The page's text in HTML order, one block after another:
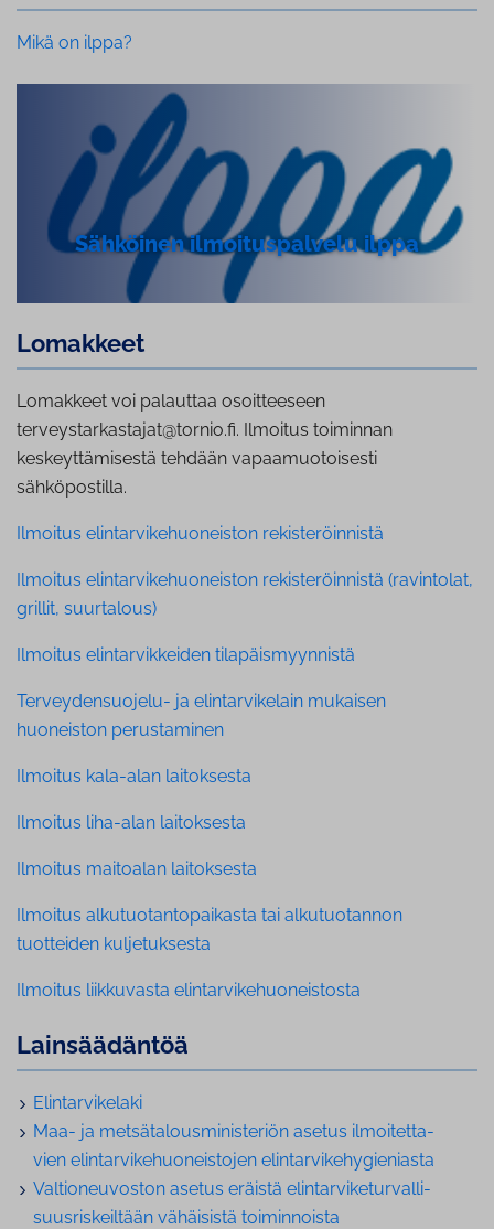
Mikä on ilppa?
Sähköinen il­moi­tus­pal­ve­lu ilppa
Lomakkeet
Lomakkeet voi palauttaa osoitteeseen
terveystarkastajat@tornio.fi. Ilmoitus toiminnan
keskeyttämisestä tehdään vapaamuotoisesti
sähköpostilla.
Ilmoitus elintarvikehuoneiston rekisteröinnistä
Ilmoitus elintarvikehuoneiston rekisteröinnistä (ravintolat,
grillit, suurtalous)
Ilmoitus elintarvikkeiden tilapäismyynnistä
Terveydensuojelu- ja elintarvikelain mukaisen
huoneiston perustaminen
Ilmoitus kala-alan laitoksesta
Ilmoitus liha-alan laitoksesta
Ilmoitus maitoalan laitoksesta
Ilmoitus alkutuotantopaikasta tai alkutuotannon
tuotteiden kuljetuksesta
Ilmoitus liikkuvasta elintarvikehuoneistosta
Lain­sää­dän­töä
Elin­tar­vi­ke­la­ki
Maa- ja met­sä­ta­lous­mi­nis­te­riön asetus il­moi­tet­ta­
vien elin­tar­vi­ke­huo­neis­to­jen elin­tar­vi­ke­hy­gie­nias­ta
Val­tio­neu­vos­ton asetus eräistä elin­tar­vi­ke­tur­val­li­
suus­ris­keil­tään vähäisistä toi­min­nois­ta